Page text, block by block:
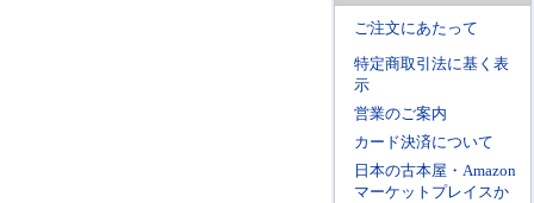
ご注文にあたって
特定商取引法に基く表
示
営業のご案内
カード決済について
日本の古本屋・Amazon
マーケットプレイスか